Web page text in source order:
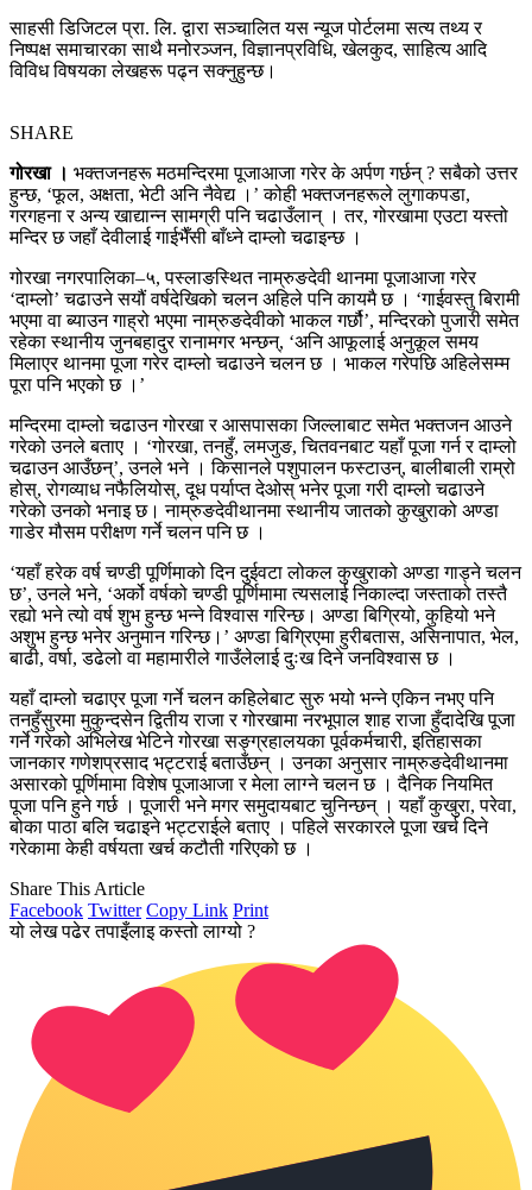
साहसी डिजिटल प्रा. लि. द्वारा सञ्चालित यस न्यूज पोर्टलमा सत्य तथ्य र
निष्पक्ष समाचारका साथै मनोरञ्जन, विज्ञानप्रविधि, खेलकुद, साहित्य आदि
विविध विषयका लेखहरू पढ्न सक्नुहुन्छ।
SHARE
गोरखा । भक्तजनहरू मठमन्दिरमा पूजाआजा गरेर के अर्पण गर्छन् ? सबैको उत्तर
हुन्छ, ‘फूल, अक्षता, भेटी अनि नैवेद्य ।’ कोही भक्तजनहरूले लुगाकपडा,
गरगहना र अन्य खाद्यान्न सामग्री पनि चढाउँलान् । तर, गोरखामा एउटा यस्तो
मन्दिर छ जहाँ देवीलाई गाईभैँसी बाँध्ने दाम्लो चढाइन्छ ।
गोरखा नगरपालिका–५, पस्लाङस्थित नाम्रुङदेवी थानमा पूजाआजा गरेर
‘दाम्लो’ चढाउने सयौं वर्षदेखिको चलन अहिले पनि कायमै छ । ‘गाईवस्तु बिरामी
भएमा वा ब्याउन गाह्रो भएमा नाम्रुङदेवीको भाकल गर्छौ’, मन्दिरको पुजारी समेत
रहेका स्थानीय जुनबहादुर रानामगर भन्छन्, ‘अनि आफूलाई अनुकूल समय
मिलाएर थानमा पूजा गरेर दाम्लो चढाउने चलन छ । भाकल गरेपछि अहिलेसम्म
पूरा पनि भएको छ ।’
मन्दिरमा दाम्लो चढाउन गोरखा र आसपासका जिल्लाबाट समेत भक्तजन आउने
गरेको उनले बताए । ‘गोरखा, तनहुँ, लमजुङ, चितवनबाट यहाँ पूजा गर्न र दाम्लो
चढाउन आउँछन्’, उनले भने । किसानले पशुपालन फस्टाउन्, बालीबाली राम्रो
होस्, रोगव्याध नफैलियोस्, दूध पर्याप्त देओस् भनेर पूजा गरी दाम्लो चढाउने
गरेको उनको भनाइ छ। नाम्रुङदेवीथानमा स्थानीय जातको कुखुराको अण्डा
गाडेर मौसम परीक्षण गर्ने चलन पनि छ ।
‘यहाँ हरेक वर्ष चण्डी पूर्णिमाको दिन दुईवटा लोकल कुखुराको अण्डा गाड्ने चलन
छ’, उनले भने, ‘अर्को वर्षको चण्डी पूर्णिमामा त्यसलाई निकाल्दा जस्ताको तस्तै
रह्यो भने त्यो वर्ष शुभ हुन्छ भन्ने विश्वास गरिन्छ। अण्डा बिग्रियो, कुहियो भने
अशुभ हुन्छ भनेर अनुमान गरिन्छ।’ अण्डा बिग्रिएमा हुरीबतास, असिनापात, भेल,
बाढी, वर्षा, डढेलो वा महामारीले गाउँलेलाई दुःख दिने जनविश्वास छ ।
यहाँ दाम्लो चढाएर पूजा गर्ने चलन कहिलेबाट सुरु भयो भन्ने एकिन नभए पनि
तनहुँसुरमा मुकुन्दसेन द्वितीय राजा र गोरखामा नरभूपाल शाह राजा हुँदादेखि पूजा
गर्ने गरेको अभिलेख भेटिने गोरखा सङ्ग्रहालयका पूर्वकर्मचारी, इतिहासका
जानकार गणेशप्रसाद भट्टराई बताउँछन् । उनका अनुसार नाम्रुङदेवीथानमा
असारको पूर्णिमामा विशेष पूजाआजा र मेला लाग्ने चलन छ । दैनिक नियमित
पूजा पनि हुने गर्छ । पूजारी भने मगर समुदायबाट चुनिन्छन् । यहाँ कुखुरा, परेवा,
बोका पाठा बलि चढाइने भट्टराईले बताए । पहिले सरकारले पूजा खर्च दिने
गरेकामा केही वर्षयता खर्च कटौती गरिएको छ ।
Share This Article
Facebook Twitter Copy Link Print
यो लेख पढेर तपाइँलाइ कस्तो लाग्यो ?